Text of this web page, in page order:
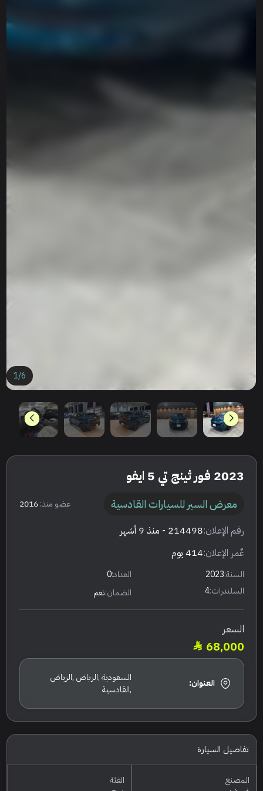
1/6
2023 فور ثينج تي 5 ايفو
معرض السبر للسيارات القادسية عضو منذ:2016
رقم الإعلان:214498 - منذ 9 أشهر
عٌمر الإعلان:414 يوم
السنة:2023 العداد:0
السلندرات:4 الضمان:نعم
السعر
68,000
العنوان:
السعودية ,الرياض ,الرياض
,القادسية
تفاصيل السيارة
المصنع
الفئة